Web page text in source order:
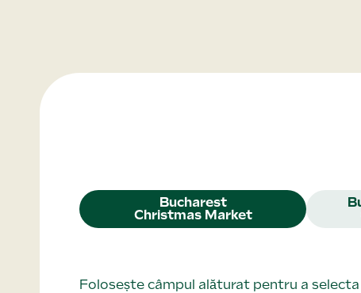
Bucharest
Christmas Market
Folosește câmpul alăturat pentru a